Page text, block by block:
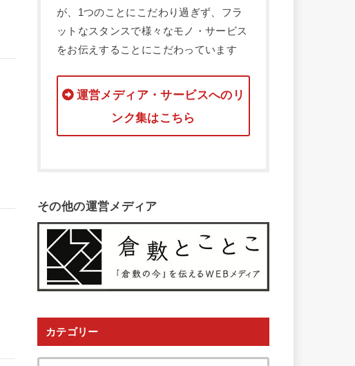
が、1つのことにこだわり過ぎず、フラ
ットなスタンスで様々なモノ・サービス
をお伝えすることにこだわっています
運営メディア・サービスへのリ
ンク集はこちら
その他の運営メディア
カテゴリー